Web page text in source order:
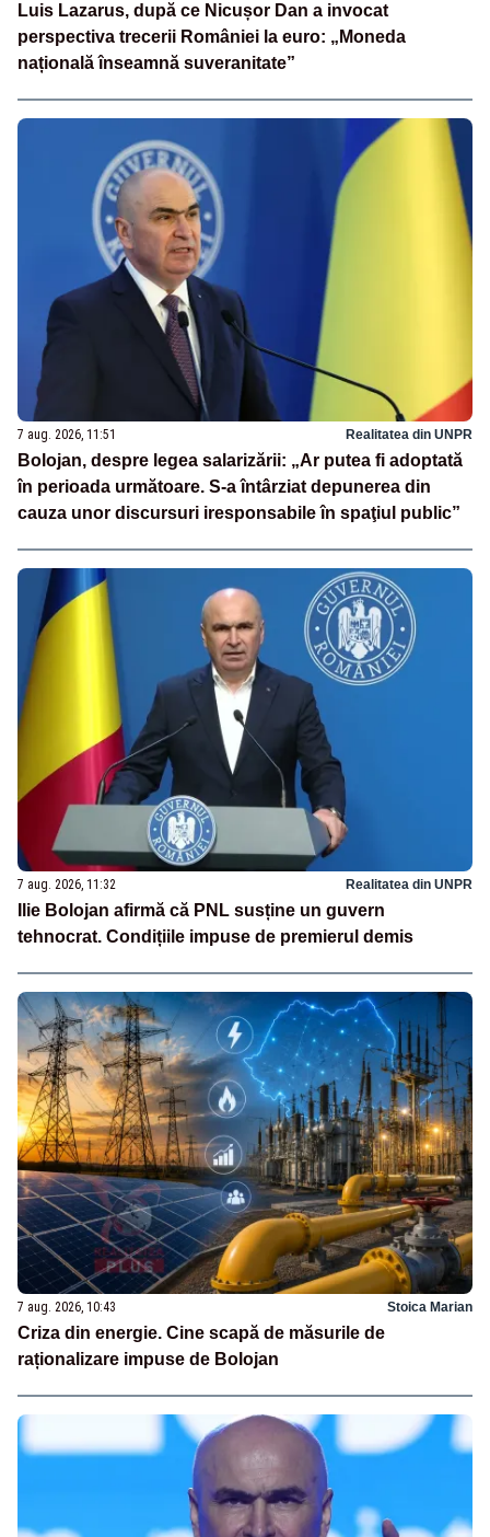
Luis Lazarus, după ce Nicușor Dan a invocat
perspectiva trecerii României la euro: „Moneda
națională înseamnă suveranitate”
7 aug. 2026, 11:51 Realitatea din UNPR
Bolojan, despre legea salarizării: „Ar putea fi adoptată
în perioada următoare. S-a întârziat depunerea din
cauza unor discursuri iresponsabile în spaţiul public”
7 aug. 2026, 11:32 Realitatea din UNPR
Ilie Bolojan afirmă că PNL susține un guvern
tehnocrat. Condițiile impuse de premierul demis
7 aug. 2026, 10:43 Stoica Marian
Criza din energie. Cine scapă de măsurile de
raționalizare impuse de Bolojan